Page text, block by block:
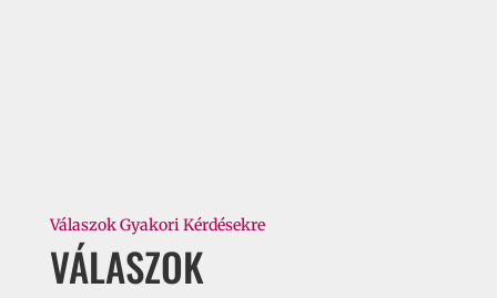
Válaszok Gyakori Kérdésekre
VÁLASZOK